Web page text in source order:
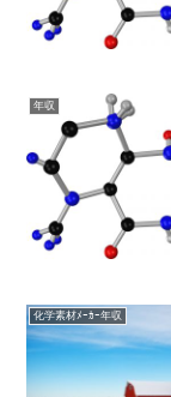
年収
化学素材ﾒｰｶｰ年収